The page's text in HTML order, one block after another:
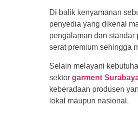
Di balik kenyamanan
penyedia yang dikenal
pengalaman dan
serat premium sehingga
Selain melayani
sektor garment
keberadaan produsen
lokal maupun nasional.